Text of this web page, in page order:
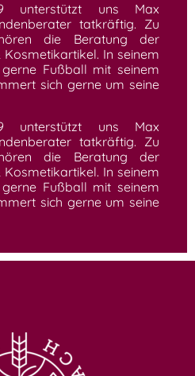
unterstützt uns Max
tatkräftig. Zu
die Beratung der
In seinem
Fußball mit seinem
sich gerne um seine
unterstützt uns Max
tatkräftig. Zu
die Beratung der
In seinem
Fußball mit seinem
sich gerne um seine